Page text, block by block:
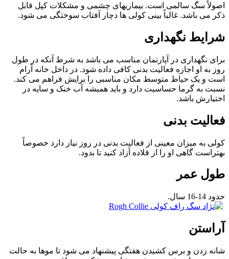
اصولاً سگ سالمی است. بیماریهای چشمی و مشکلات کپل قابل
ذکر می باشد. غالباً بینی کولی ها دچار آفتاب سوختگی می شود.
شرایط نگهداری
برای نگهداری در آپارتمان مناسب می باشد به شرط آنکه در طول
روز به او اجازه فعالیت بدنی کافی داده شود. در داخل خانه آرام
است و یک حیاط متوسط مکان مناسبی را برایش فراهم می کند.
نسبت به گرما حساسیت دارد و باید همیشه آب خنک و سایه در
اختیارش باشد.
فعالیت بدنی
کولی به میزان معینی از فعالیت بدنی در روز نیاز دارد خصوصاً
بهتراست گاهی او را از قلاده آزاد کنید تا بدود.
طول عمر
حدود 14-16 سال.
آراستن
شانه زدن و برس کشیدن هفتگی پیشنهاد می شود تا موها به حالت